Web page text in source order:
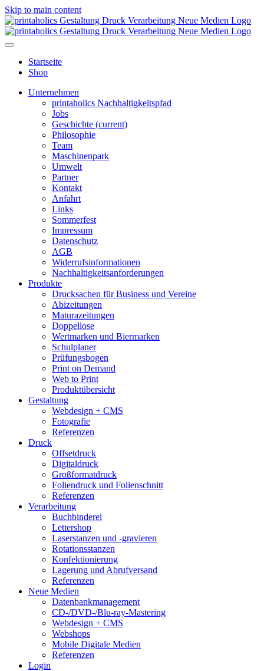
Skip to main content
Startseite
Shop
Unternehmen
printaholics Nachhaltigkeitspfad
Jobs
Geschichte (current)
Philosophie
Team
Maschinenpark
Umwelt
Partner
Kontakt
Anfahrt
Links
Sommerfest
Impressum
Datenschutz
AGB
Widerrufsinformationen
Nachhaltigkeitsanforderungen
Produkte
Drucksachen für Business und Vereine
Abizeitungen
Maturazeitungen
Doppellose
Wertmarken und Biermarken
Schulplaner
Prüfungsbogen
Print on Demand
Web to Print
Produktübersicht
Gestaltung
Webdesign + CMS
Fotografie
Referenzen
Druck
Offsetdruck
Digitaldruck
Großformatdruck
Foliendruck und Folienschnitt
Referenzen
Verarbeitung
Buchbinderei
Lettershop
Laserstanzen und -gravieren
Rotationsstanzen
Konfektionierung
Lagerung und Abrufversand
Referenzen
Neue Medien
Datenbankmanagement
CD-/DVD-/Blu-ray-Mastering
Webdesign + CMS
Webshops
Mobile Digitale Medien
Referenzen
Login